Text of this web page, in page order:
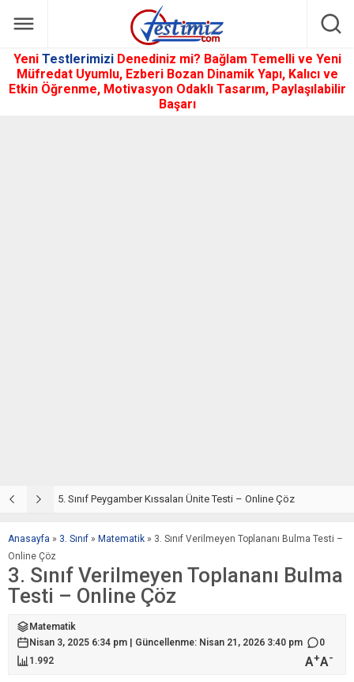
Yeni Testlerimizi Denediniz mi? Bağlam Temelli ve Yeni
Müfredat Uyumlu, Ezberi Bozan Dinamik Yapı, Kalıcı ve
Etkin Öğrenme, Motivasyon Odaklı Tasarım, Paylaşılabilir
Başarı
5. Sınıf Peygamber Kıssaları Ünite Testi – Online Çöz
Anasayfa » 3. Sınıf » Matematik » 3. Sınıf Verilmeyen Toplananı Bulma Testi –
Online Çöz
3. Sınıf Verilmeyen Toplananı Bulma
Testi – Online Çöz
Matematik
Nisan 3, 2025 6:34 pm | Güncellenme: Nisan 21, 2026 3:40 pm
0
1.992
A+A-